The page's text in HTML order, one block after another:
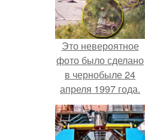
Это невероятное
фото было сделано
в чернобыле 24
апреля 1997 года.